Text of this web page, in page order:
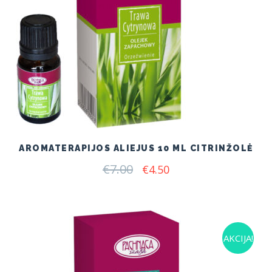
AROMATERAPIJOS ALIEJUS 10 ML CITRINŽOLĖ
€7.00 Original
€4.50Current
AKCIJA!